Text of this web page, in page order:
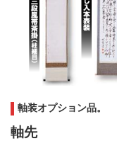
軸装オプション品。
軸先